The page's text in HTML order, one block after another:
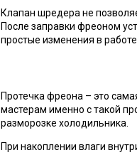
Клапан шредера не
После заправки фреоном
простые изменения в
Протечка фреона – это
мастерам именно с такой
разморозке холодильника.
При накоплении влаги